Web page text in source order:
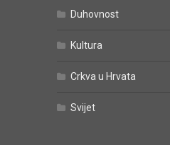
Duhovnost
Kultura
Crkva u Hrvata
Svijet